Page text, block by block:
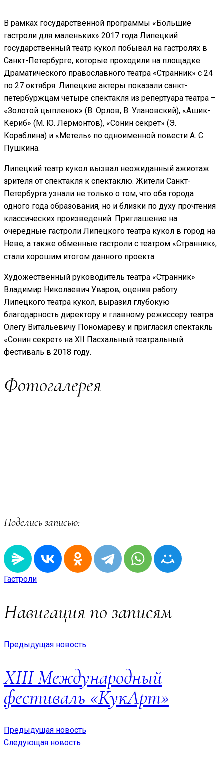
В рамках государственной программы «Большие
гастроли для маленьких» 2017 года Липецкий
государственный театр кукол побывал на гастролях в
Санкт-Петербурге, которые проходили на площадке
Драматического православного театра «Странник» с 24
по 27 октября. Липецкие актеры показали санкт-
петербуржцам четыре спектакля из репертуара театра –
«Золотой цыпленок» (В. Орлов, В. Улановский), «Ашик-
Кериб» (М. Ю. Лермонтов), «Сонин секрет» (Э.
Кораблина) и «Метель» по одноименной повести А. С.
Пушкина.
Липецкий театр кукол вызвал неожиданный ажиотаж
зрителя от спектакля к спектаклю. Жители Санкт-
Петербурга узнали не только о том, что оба города
одного года образования, но и близки по духу прочтения
классических произведений. Приглашение на
очередные гастроли Липецкого театра кукол в город на
Неве, а также обменные гастроли с театром «Странник»,
стали хорошим итогом данного проекта.
Художественный руководитель театра «Странник»
Владимир Николаевич Уваров, оценив работу
Липецкого театра кукол, выразил глубокую
благодарность директору и главному режиссеру театра
Олегу Витальевичу Пономареву и пригласил спектакль
«Сонин секрет» на XII Пасхальный театральный
фестиваль в 2018 году.
Фотогалерея
Поделись записью:
Гастроли
Навигация по записям
Предыдущая новость
XIII Международный
фестиваль «КукАрт»
Предыдущая новость
Следующая новость